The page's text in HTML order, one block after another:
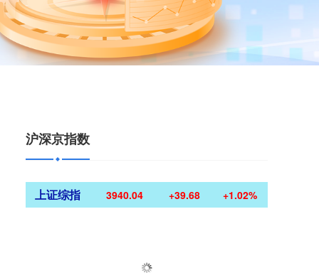
沪深京指数
上证综指 3940.04 +39.68 +1.02%